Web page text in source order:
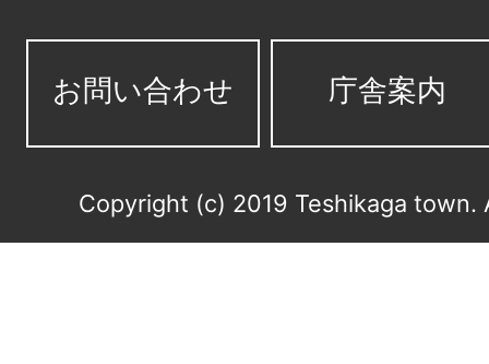
お問い合わせ 庁舎案内
Copyright (c) 2019 Teshikaga town.